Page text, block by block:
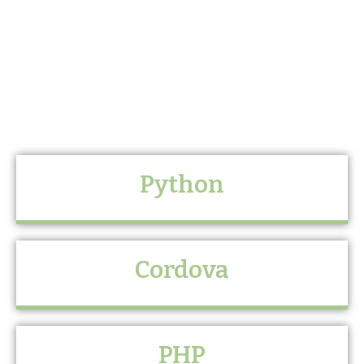
Python
Cordova
PHP